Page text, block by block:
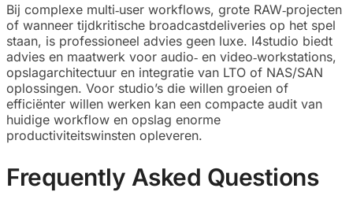
Bij complexe multi‑user workflows, grote RAW‑projecten
of wanneer tijdkritische broadcastdeliveries op het spel
staan, is professioneel advies geen luxe. I4studio biedt
advies en maatwerk voor audio‑ en video‑workstations,
opslagarchitectuur en integratie van LTO of NAS/SAN
oplossingen. Voor studio’s die willen groeien of
efficiënter willen werken kan een compacte audit van
huidige workflow en opslag enorme
productiviteitswinsten opleveren.
Frequently Asked Questions